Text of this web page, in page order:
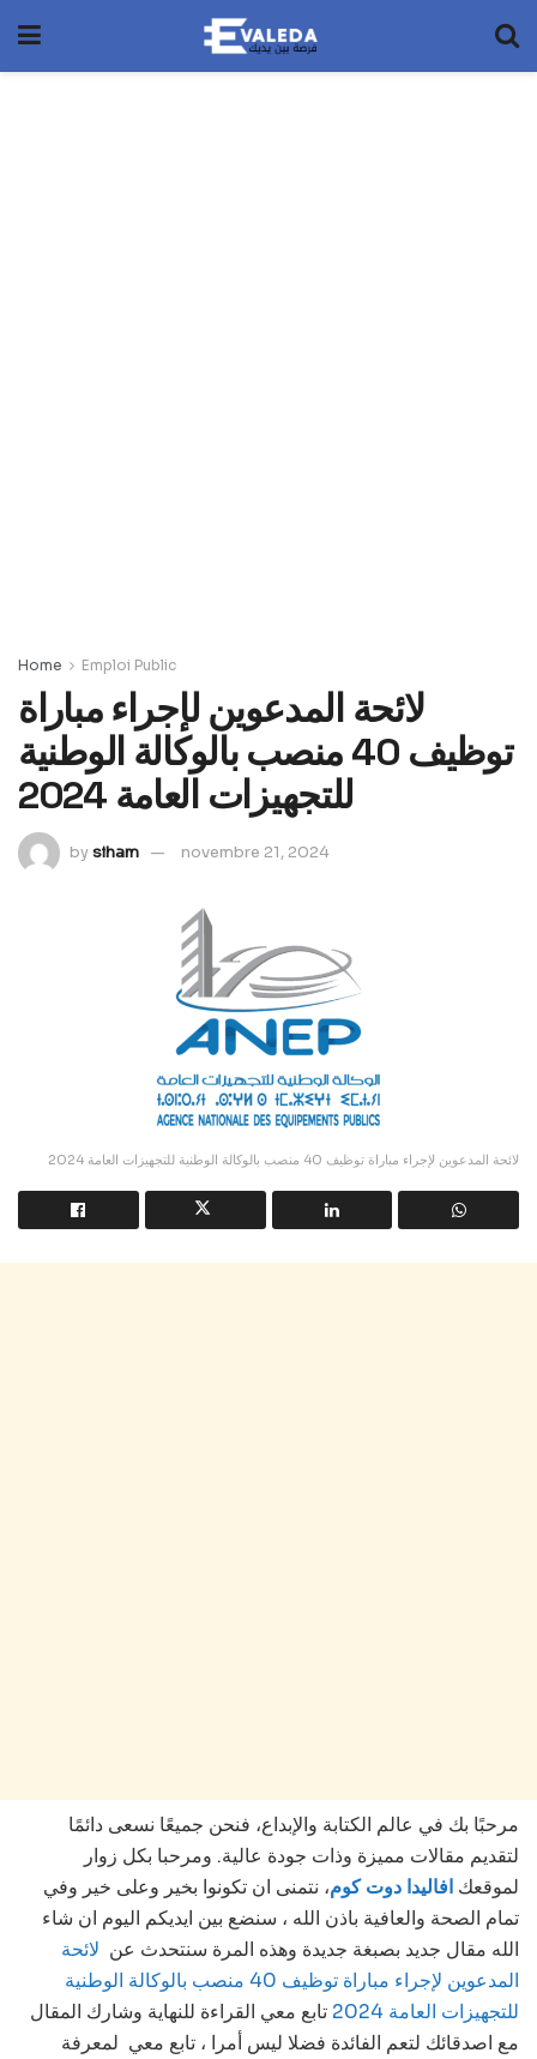
Home Emploi Public
لائحة المدعوين لإجراء مباراة
توظيف 40 منصب بالوكالة الوطنية
للتجهيزات العامة 2024
bysiham novembre 21, 2024
لائحة المدعوين لإجراء مباراة توظيف 40 منصب بالوكالة الوطنية للتجهيزات العامة 2024
مرحبًا بك في عالم الكتابة والإبداع، فنحن جميعًا نسعى دائمًا
لتقديم مقالات مميزة وذات جودة عالية. ومرحبا بكل زوار
لموقعك افاليدا دوت كوم، نتمنى ان تكونوا بخير وعلى خير وفي
تمام الصحة والعافية باذن الله ، سنضع بين ايديكم اليوم ان شاء
الله مقال جديد بصبغة جديدة وهذه المرة سنتحدث عن لائحة
المدعوين لإجراء مباراة توظيف 40 منصب بالوكالة الوطنية
للتجهيزات العامة 2024
تابع معي القراءة للنهاية وشارك المقال
مع اصدقائك لتعم الفائدة فضلا ليس أمرا ، تابع معي لمعرفة